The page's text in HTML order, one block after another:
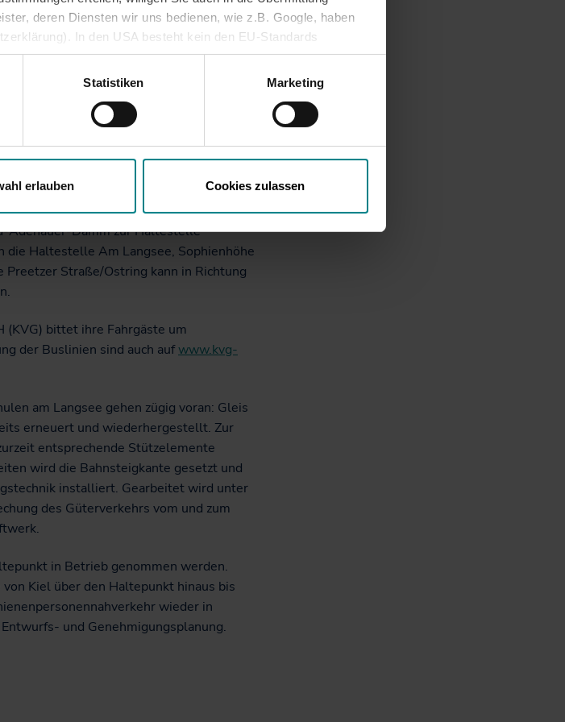
deren Diensten wir uns bedienen, wie z.B. Google, haben
In den USA besteht kein den EU-Standards
Garantien für eine Datenübermittlung fehlen. Daher
personenbezogene Daten zugreifen, ohne dass
Statistiken Marketing
erlauben Cookies zulassen
bis zur Haltestelle Wohlkoppel. Die
Am Langsee, Geschwister-Scholl-Straße,
von den Bussen nicht bedient.
wie sonst; dann geht es über
bis zur Haltestelle Dornbusch. Nicht
Langsee, Sophienhöhe und Villacher
den normalen Linienweg; dann
Adenauer-Damm zur Haltestelle
die Haltestelle Am Langsee, Sophienhöhe
Straße/Ostring kann in Richtung
(KVG) bittet ihre Fahrgäste um
der Buslinien sind auch aufwww.kvg-
am Langsee gehen zügig voran: Gleis
erneuert und wiederhergestellt. Zur
entsprechende Stützelemente
wird die Bahnsteigkante gesetzt und
installiert. Gearbeitet wird unter
des Güterverkehrs vom und zum
in Betrieb genommen werden.
Kiel über den Haltepunkt hinaus bis
wieder in
und Genehmigungsplanung.